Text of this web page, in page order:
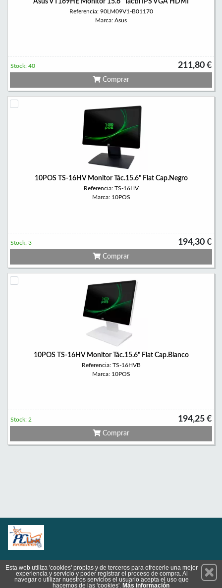
Asus VT169HE Monitor 15.6" Táctil IPS VGA HDMI
Referencia: 90LM09V1-B01170
Marca: Asus
211,80 €
Stock: 40
Comprar
10POS TS-16HV Monitor Tác.15.6" Flat Cap.Negro
Referencia: TS-16HV
Marca: 10POS
194,30 €
Stock: 3
Comprar
10POS TS-16HV Monitor Tác.15.6" Flat Cap.Blanco
Referencia: TS-16HVB
Marca: 10POS
194,25 €
Stock: 2
Comprar
Suscríbete
Esta web utiliza 'cookies' propias y de terceros para ofrecerle una mejor
experiencia y servicio y poder registrar el proceso de compra. Al
navegar o utilizar nuestros servicios el usuario acepta el uso que
hacemos de las 'cookies'. Más información